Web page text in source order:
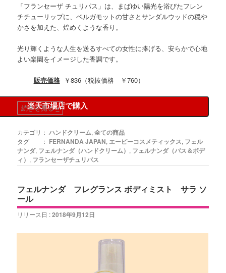
「フランセーザ チュリパス」は、まばゆい陽光を浴びたフレン
チチューリップに、ベルガモットの甘さとサンダルウッドの穏や
かさを加えた、煌めくような香り。
光り輝くような人生を送るすべての女性に捧げる、安らかで心地
よい楽園をイメージした香調です。
販売価格￥836（税抜価格 ￥760）
楽天市場店で購入
続きを見る»
カテゴリ： ハンドクリーム,全ての商品
タグ ： FERNANDA JAPAN, エーピーコスメティックス, フェル
ナンダ, フェルナンダ（ハンドクリーム） , フェルナンダ（バス＆ボデ
ィ） , フランセーザチュリパス
フェルナンダ フレグランス ボディミスト サラ ソ
ール
リリース日 :2018年9月12日